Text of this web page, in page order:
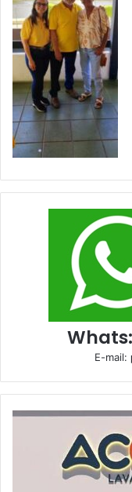
E-mail: